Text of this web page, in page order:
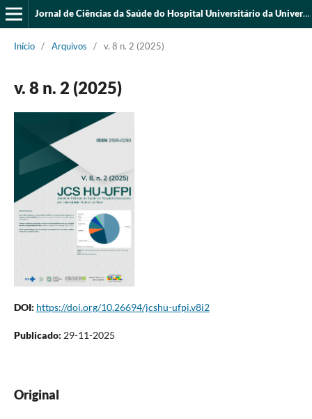
Jornal de Ciências da Saúde do Hospital Universitário da Universidade Federal do Piauí
Início / Arquivos / v. 8 n. 2 (2025)
v. 8 n. 2 (2025)
DOI: https://doi.org/10.26694/jcshu-ufpi.v8i2
Publicado: 29-11-2025
Original